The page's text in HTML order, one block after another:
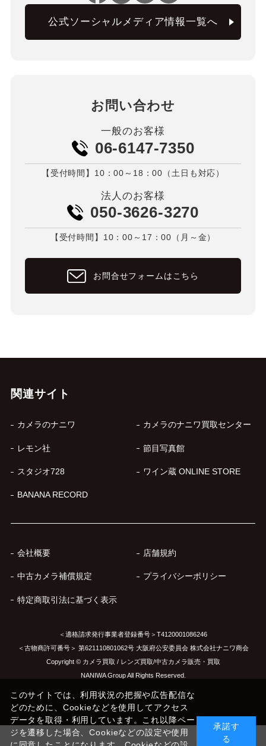
公式ソーシャルメディア情報一覧へ
お問い合わせ
一般のお客様
06-6147-7350
【受付時間】10：00～18：00（土日も対応）
法人のお客様
050-3626-3270
【受付時間】10：00～17：00（月～金）
お問合せフォームはこちら
関連サイト
カメラのナニワ カメラのナニワ買取センター
レモン社 節目写真館
スタジオ728 ワイン蔵 ONLINE STORE
BANANA RECORD
会社概要 店舗規約
中古カメラ補償規定 プライバシーポリシー
特定商取引法に基づく表示
＜適格請求発行事業者登録番号＞T4120001086246
＜古物商許可番号＞ 第621110801062号 大阪府公安委員会 株式会社ナニワ商会
Copyright © カメラ買取 / レンズ買取/中古カメラ販売・買取
NANIWA Group All Rights Reserved.
このサイトでは、利用状況の把握や広告配信な
どのために、Cookieなどを使用してアクセス
データを取得・利用しています。これ以降ペー
ジを遷移した場合、Cookieなどの設定や使用
承諾す
る